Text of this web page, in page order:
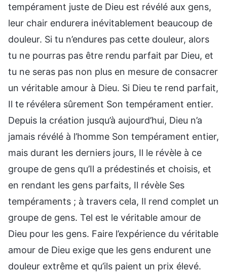
tempérament juste de Dieu est révélé aux gens,
leur chair endurera inévitablement beaucoup de
douleur. Si tu n’endures pas cette douleur, alors
tu ne pourras pas être rendu parfait par Dieu, et
tu ne seras pas non plus en mesure de consacrer
un véritable amour à Dieu. Si Dieu te rend parfait,
Il te révélera sûrement Son tempérament entier.
Depuis la création jusqu’à aujourd’hui, Dieu n’a
jamais révélé à l’homme Son tempérament entier,
mais durant les derniers jours, Il le révèle à ce
groupe de gens qu’Il a prédestinés et choisis, et
en rendant les gens parfaits, Il révèle Ses
tempéraments ; à travers cela, Il rend complet un
groupe de gens. Tel est le véritable amour de
Dieu pour les gens. Faire l’expérience du véritable
amour de Dieu exige que les gens endurent une
douleur extrême et qu’ils paient un prix élevé.